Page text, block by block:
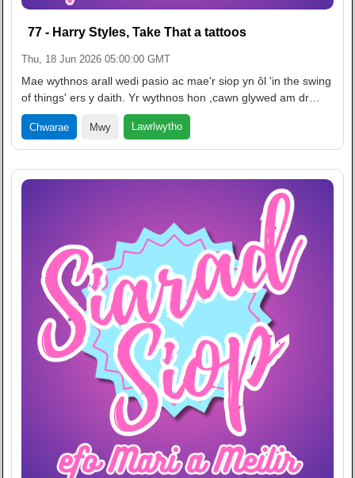
77 - Harry Styles, Take That a tattoos
Thu, 18 Jun 2026 05:00:00 GMT
Mae wythnos arall wedi pasio ac mae'r siop yn ôl 'in the swing
of things' ers y daith. Yr wythnos hon ,cawn glywed am dr…
Chwarae Mwy Lawrlwytho